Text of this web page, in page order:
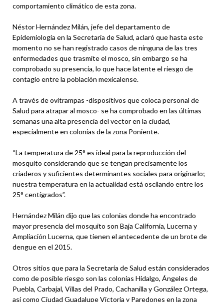
comportamiento climático de esta zona.
Néstor Hernández Milán, jefe del departamento de
Epidemiología en la Secretaría de Salud, aclaró que hasta este
momento no se han registrado casos de ninguna de las tres
enfermedades que trasmite el mosco, sin embargo se ha
comprobado su presencia, lo que hace latente el riesgo de
contagio entre la población mexicalense.
A través de ovitrampas -dispositivos que coloca personal de
Salud para atrapar al mosco- se ha comprobado en las últimas
semanas una alta presencia del vector en la ciudad,
especialmente en colonias de la zona Poniente.
“La temperatura de 25° es ideal para la reproducción del
mosquito considerando que se tengan precisamente los
criaderos y suficientes determinantes sociales para originarlo;
nuestra temperatura en la actualidad está oscilando entre los
25° centígrados”.
Hernández Milán dijo que las colonias donde ha encontrado
mayor presencia del mosquito son Baja California, Lucerna y
Ampliación Lucerna, que tienen el antecedente de un brote de
dengue en el 2015.
Otros sitios que para la Secretaría de Salud están considerados
como de posible riesgo son las colonias Hidalgo, Ángeles de
Puebla, Carbajal, Villas del Prado, Cachanilla y González Ortega,
así como Ciudad Guadalupe Victoria y Paredones en la zona